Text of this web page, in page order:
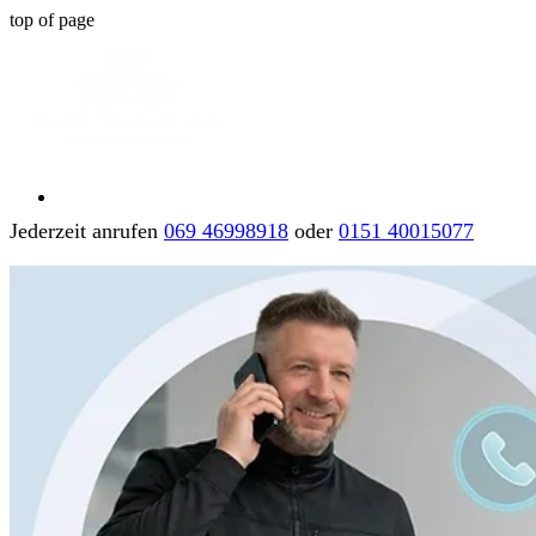
top of page
Jederzeit anrufen 069 46998918 oder 0151 40015077